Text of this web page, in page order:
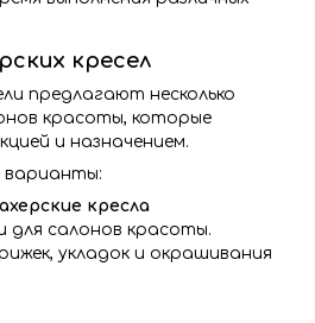
кресел
предлагают несколько
красоты, которые
и назначением.
варианты:
кресла
для салонов красоты.
укладок и окрашивания